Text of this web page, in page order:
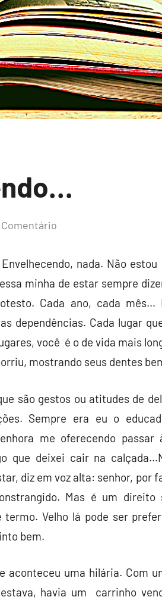
nada. Não
minha de estar sempre
Cada ano, cada
dependências. Cada lugar
você é o de vida mais
mostrando seus dentes
são gestos ou atitudes de
Sempre era eu o
me oferecendo
que deixei cair na
diz em voz alta: senhor, por
Mas é um direito
Velho lá pode ser
bem.
aconteceu uma hilária. Com
havia um carrinho